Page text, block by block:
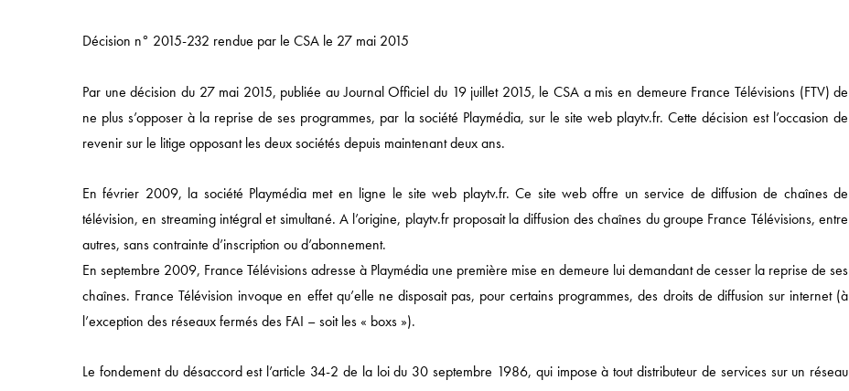
Décision n° 2015-232 rendue par le CSA le 27 mai 2015
Par une décision du 27 mai 2015, publiée au Journal Officiel du 19 juillet 2015, le CSA a mis en demeure France Télévisions (FTV) de
ne plus s’opposer à la reprise de ses programmes, par la société Playmédia, sur le site web playtv.fr. Cette décision est l’occasion de
revenir sur le litige opposant les deux sociétés depuis maintenant deux ans.
En février 2009, la société Playmédia met en ligne le site web playtv.fr. Ce site web offre un service de diffusion de chaînes de
télévision, en streaming intégral et simultané. A l’origine, playtv.fr proposait la diffusion des chaînes du groupe France Télévisions, entre
autres, sans contrainte d’inscription ou d’abonnement.
En septembre 2009, France Télévisions adresse à Playmédia une première mise en demeure lui demandant de cesser la reprise de ses
chaînes. France Télévision invoque en effet qu’elle ne disposait pas, pour certains programmes, des droits de diffusion sur internet (à
l’exception des réseaux fermés des FAI – soit les « boxs »).
Le fondement du désaccord est l’article 34-2 de la loi du 30 septembre 1986, qui impose à tout distributeur de services sur un réseau
ACCUEIL DROIT ÉCONOMIQUE